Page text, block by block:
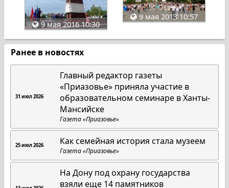
9 мая 2016 10:30
9 мая 2013 10:57
Ранее в новостях
31 июл 2026
Главный редактор газеты
«Приазовье» приняла участие в
образовательном семинаре в Ханты-
Мансийске
Газета «Приазовье»
25 июл 2026 Как семейная история стала музеем
Газета «Приазовье»
На Дону под охрану государства
взяли еще 14 памятников